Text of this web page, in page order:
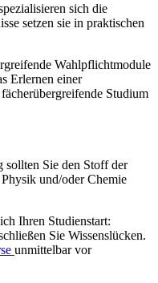
sich die
setzen sie in praktischen
Wahlpflichtmodule
Erlernen einer
Studium
sollten Sie den Stoff der
und/oder Chemie
Ihren Studienstart:
Sie Wissenslücken.
unmittelbar vor